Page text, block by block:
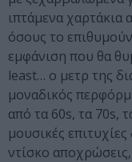
ιπτάμενα χαρτάκια
όσους το
εμφάνιση που θα
least… ο μετρ της
μοναδικός
από τα 60s, τα 70s,
μουσικές
ντίσκο